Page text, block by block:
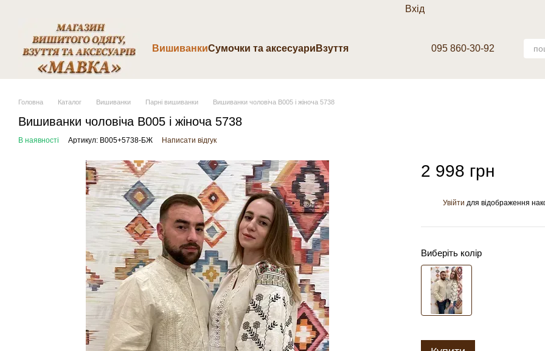
Вхід
ВишиванкиCумочки та аксесуари Взуття 095 860-30-92
Головна Каталог Вишиванки Парні вишиванки Вишиванки чоловіча B005 і жіноча 5738
Вишиванки чоловіча B005 і жіноча 5738
В наявності Артикул: B005+5738-БЖ Написати відгук
2 998 грн
Увійти для відображення
Виберіть колір